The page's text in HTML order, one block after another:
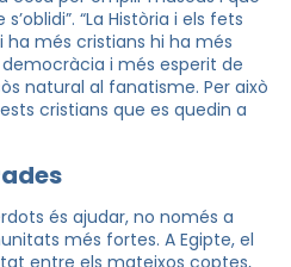
“La Història i els fets
ha més cristians hi ha més
i més esperit de
natural al fanatisme. Per això
cristians que es quedin a
és ajudar, no només a
més fortes. A Egipte, el
entre els mateixos coptes,